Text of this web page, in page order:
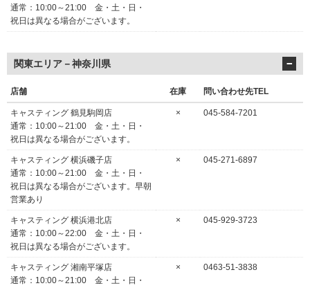
通常：10:00～21:00 金・土・日・
祝日は異なる場合がございます。
関東エリア－神奈川県
店舗 在庫 問い合わせ先TEL
キャスティング 鶴見駒岡店
通常：10:00～21:00 金・土・日・
祝日は異なる場合がございます。
× 045-584-7201
キャスティング 横浜磯子店
通常：10:00～21:00 金・土・日・
祝日は異なる場合がございます。早朝
営業あり
× 045-271-6897
キャスティング 横浜港北店
通常：10:00～22:00 金・土・日・
祝日は異なる場合がございます。
× 045-929-3723
キャスティング 湘南平塚店
通常：10:00～21:00 金・土・日・
× 0463-51-3838